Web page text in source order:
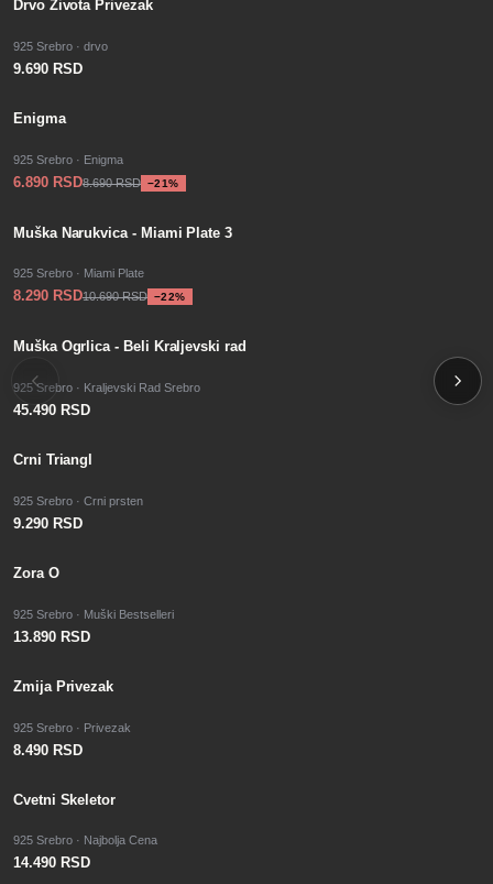
Drvo Života Privezak
925 Srebro · drvo
9.690 RSD
−21%
SALE
Enigma
925 Srebro · Enigma
6.890 RSD8.690 RSD −21%
−22%
SALE
Muška Narukvica - Miami Plate 3
925 Srebro · Miami Plate
8.290 RSD10.690 RSD −22%
Muška Ogrlica - Beli Kraljevski rad
925 Srebro · Kraljevski Rad Srebro
45.490 RSD
Crni Triangl
925 Srebro · Crni prsten
9.290 RSD
Zora O
925 Srebro · Muški Bestselleri
13.890 RSD
Zmija Privezak
925 Srebro · Privezak
8.490 RSD
Cvetni Skeletor
925 Srebro · Najbolja Cena
14.490 RSD